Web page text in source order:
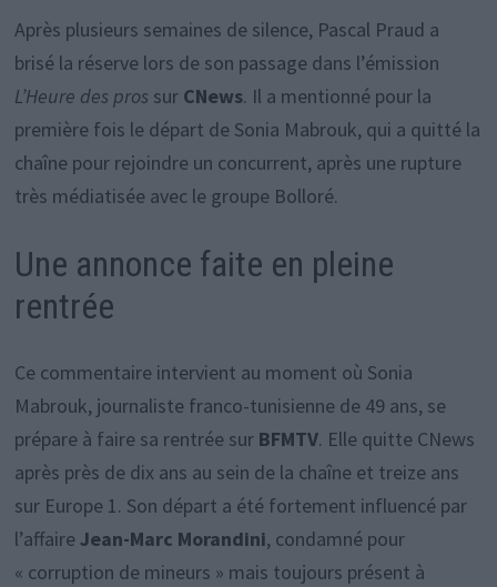
Après plusieurs semaines de silence, Pascal Praud a
brisé la réserve lors de son passage dans l’émission
L’Heure des pros sur CNews. Il a mentionné pour la
première fois le départ de Sonia Mabrouk, qui a quitté la
chaîne pour rejoindre un concurrent, après une rupture
très médiatisée avec le groupe Bolloré.
Une annonce faite en pleine
rentrée
Ce commentaire intervient au moment où Sonia
Mabrouk, journaliste franco-tunisienne de 49 ans, se
prépare à faire sa rentrée sur BFMTV. Elle quitte CNews
après près de dix ans au sein de la chaîne et treize ans
sur Europe 1. Son départ a été fortement influencé par
l’affaire Jean-Marc Morandini, condamné pour
« corruption de mineurs » mais toujours présent à